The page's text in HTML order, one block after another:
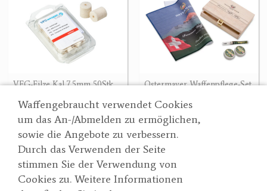
Waffengebraucht verwendet Cookies
um das An-/Abmelden zu ermöglichen,
sowie die Angebote zu verbessern.
Durch das Verwenden der Seite
stimmen Sie der Verwendung von
Cookies zu. Weitere Informationen
VFG-Filze Kal.7,5mm 50Stk.
11.90 €
Ostermayer Waffenpflege-Set
Suche
Partner
AGBs
Wertgarner 1820
Jagd & SporthandelsgmbH
Dr. Karl-Renner-Straße 48